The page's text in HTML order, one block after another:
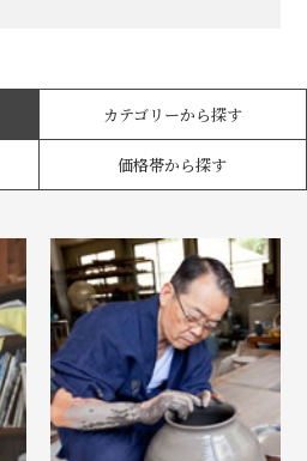
カテゴリーから探す
価格帯から探す